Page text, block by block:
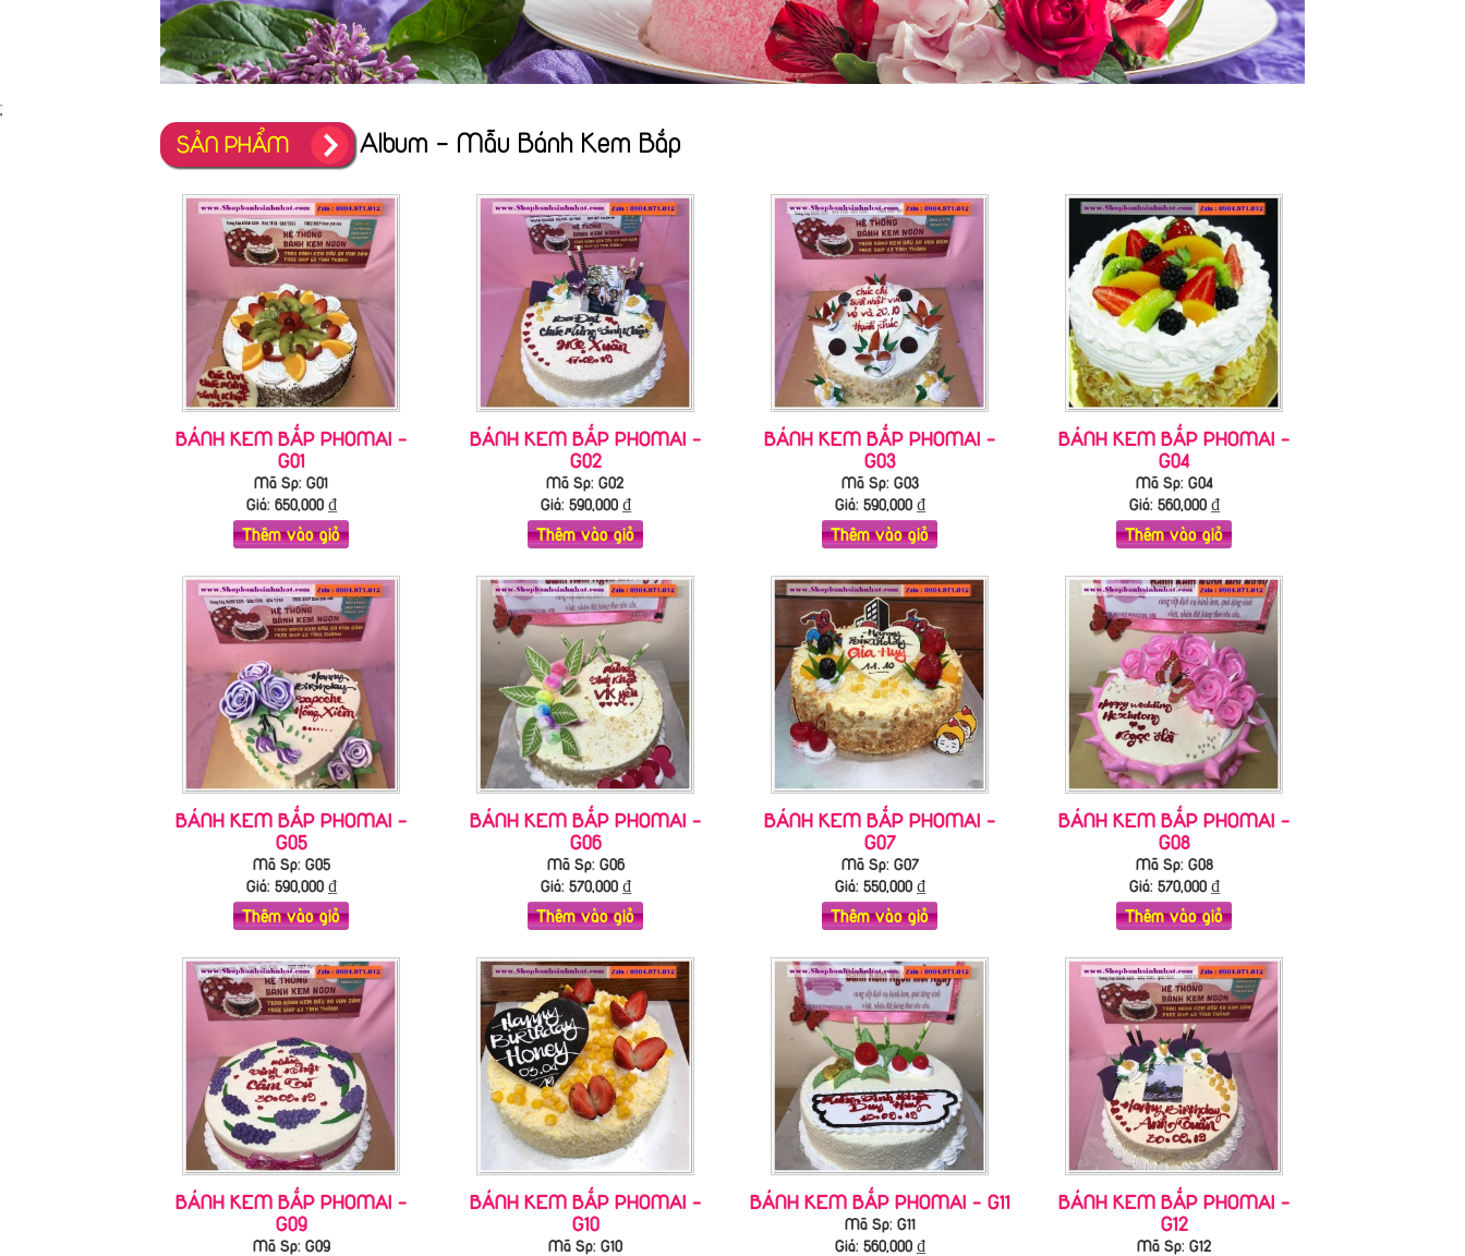
;
SẢN PHẨM Album - Mẫu Bánh Kem Bắp
BÁNH KEM BẮP PHOMAI -
G01
Mã Sp: G01
Giá: 650,000₫
Thêm vào giỏ
BÁNH KEM BẮP PHOMAI -
G02
Mã Sp: G02
Giá: 590,000₫
Thêm vào giỏ
BÁNH KEM BẮP PHOMAI -
G03
Mã Sp: G03
Giá: 590,000₫
Thêm vào giỏ
BÁNH KEM BẮP PHOMAI -
G04
Mã Sp: G04
Giá: 560,000₫
Thêm vào giỏ
BÁNH KEM BẮP PHOMAI -
G05
Mã Sp: G05
Giá: 590,000₫
Thêm vào giỏ
BÁNH KEM BẮP PHOMAI -
G06
Mã Sp: G06
Giá: 570,000₫
Thêm vào giỏ
BÁNH KEM BẮP PHOMAI -
G07
Mã Sp: G07
Giá: 550,000₫
Thêm vào giỏ
BÁNH KEM BẮP PHOMAI -
G08
Mã Sp: G08
Giá: 570,000₫
Thêm vào giỏ
BÁNH KEM BẮP PHOMAI -
G09
Mã Sp: G09
BÁNH KEM BẮP PHOMAI -
G10
Mã Sp: G10
BÁNH KEM BẮP PHOMAI - G11
Mã Sp: G11
Giá: 560,000₫
BÁNH KEM BẮP PHOMAI -
G12
Mã Sp: G12